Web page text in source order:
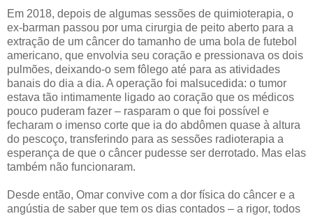
Em 2018, depois de algumas sessões de quimioterapia, o
ex-barman passou por uma cirurgia de peito aberto para a
extração de um câncer do tamanho de uma bola de futebol
americano, que envolvia seu coração e pressionava os dois
pulmões, deixando-o sem fôlego até para as atividades
banais do dia a dia. A operação foi malsucedida: o tumor
estava tão intimamente ligado ao coração que os médicos
pouco puderam fazer – rasparam o que foi possível e
fecharam o imenso corte que ia do abdômen quase à altura
do pescoço, transferindo para as sessões radioterapia a
esperança de que o câncer pudesse ser derrotado. Mas elas
também não funcionaram.
Desde então, Omar convive com a dor física do câncer e a
angústia de saber que tem os dias contados – a rigor, todos